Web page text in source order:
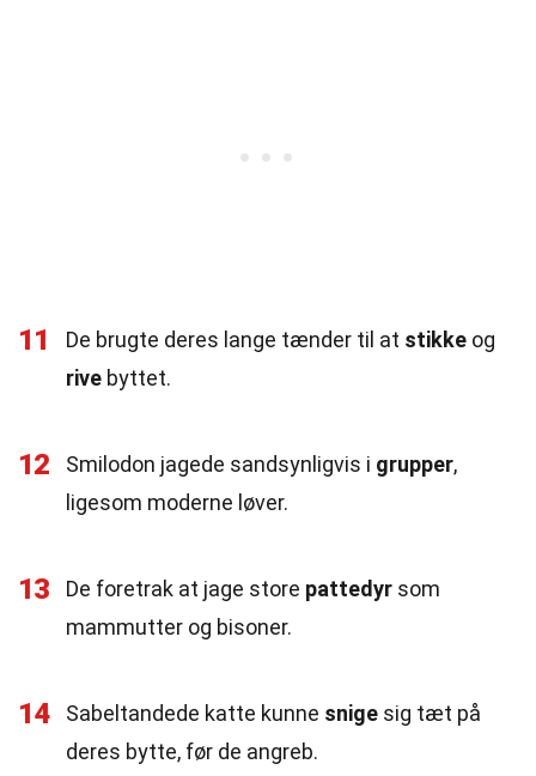
11 De brugte deres lange tænder til at stikke og
rive byttet.
12 Smilodon jagede sandsynligvis i grupper,
ligesom moderne løver.
13 De foretrak at jage store pattedyr som
mammutter og bisoner.
14 Sabeltandede katte kunne snige sig tæt på
deres bytte, før de angreb.